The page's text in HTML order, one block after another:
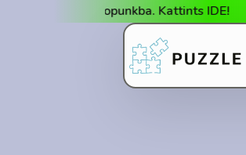
webshopunkba. Kattints IDE!